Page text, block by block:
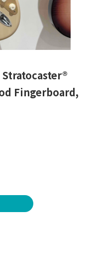
Fingerboard,